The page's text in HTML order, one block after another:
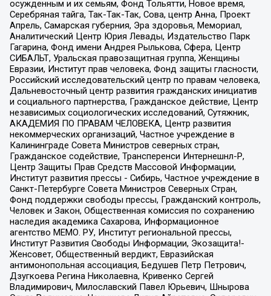
осужденным и их семьям, Фонд Тольятти, Новое время,
Серебряная тайга, Так-Так-Так, Сова, центр Анна, Проект
Апрель, Самарская губерния, Эра здоровья, Мемориал,
Аналитический Центр Юрия Левады, Издательство Парк
Гагарина, Фонд имени Андрея Рылькова, Сфера, Центр
СИБАЛЬТ, Уральская правозащитная группа, Женщины
Евразии, Институт прав человека, Фонд защиты гласности,
Российский исследовательский центр по правам человека,
Дальневосточный центр развития гражданских инициатив
и социального партнерства, Гражданское действие, Центр
независимых социологических исследований, Сутяжник,
АКАДЕМИЯ ПО ПРАВАМ ЧЕЛОВЕКА, Центр развития
некоммерческих организаций, Частное учреждение в
Калининграде Совета Министров северных стран,
Гражданское содействие, Трансперенси Интернешнл-Р,
Центр Защиты Прав Средств Массовой Информации,
Институт развития прессы - Сибирь, Частное учреждение в
Санкт-Петербурге Совета Министров Северных Стран,
Фонд поддержки свободы прессы, Гражданский контроль,
Человек и Закон, Общественная комиссия по сохранению
наследия академика Сахарова, Информационное
агентство МЕМО. РУ, Институт региональной прессы,
Институт Развития Свободы Информации, Экозащита!-
Женсовет, Общественный вердикт, Евразийская
антимонопольная ассоциация, Бедушев Петр Петрович,
Дзугкоева Регина Николаевна, Кривенко Сергей
Владимирович, Милославский Павел Юрьевич, Шнырова